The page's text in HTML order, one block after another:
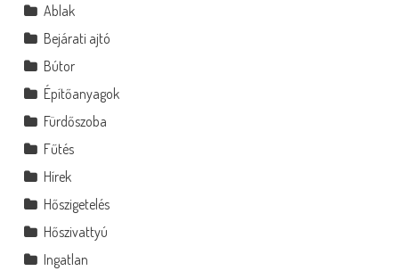
Ablak
Bejárati ajtó
Bútor
Építőanyagok
Fürdőszoba
Fűtés
Hírek
Hőszigetelés
Hőszivattyú
Ingatlan